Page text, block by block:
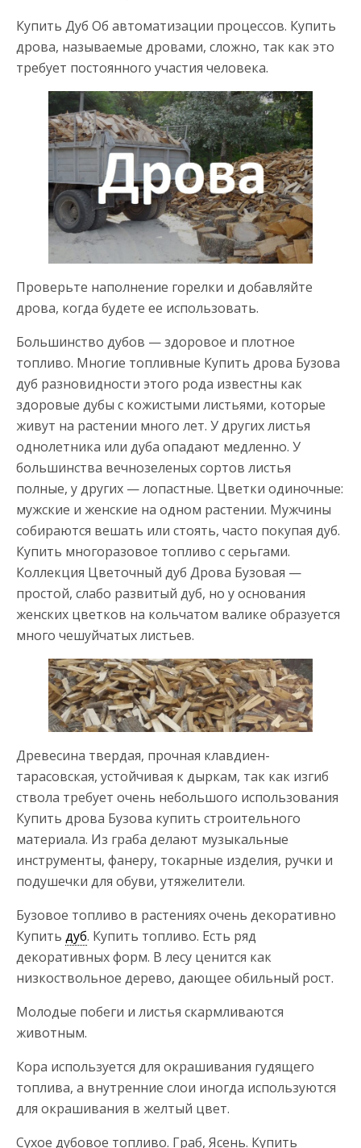
Купить Дуб Об автоматизации процессов. Купить
дрова, называемые дровами, сложно, так как это
требует постоянного участия человека.
Проверьте наполнение горелки и добавляйте
дрова, когда будете ее использовать.
Большинство дубов — здоровое и плотное
топливо. Многие топливные Купить дрова Бузова
дуб разновидности этого рода известны как
здоровые дубы с кожистыми листьями, которые
живут на растении много лет. У других листья
однолетника или дуба опадают медленно. У
большинства вечнозеленых сортов листья
полные, у других — лопастные. Цветки одиночные:
мужские и женские на одном растении. Мужчины
собираются вешать или стоять, часто покупая дуб.
Купить многоразовое топливо с серьгами.
Коллекция Цветочный дуб Дрова Бузовая —
простой, слабо развитый дуб, но у основания
женских цветков на кольчатом валике образуется
много чешуйчатых листьев.
Древесина твердая, прочная клавдиен-
тарасовская, устойчивая к дыркам, так как изгиб
ствола требует очень небольшого использования
Купить дрова Бузова купить строительного
материала. Из граба делают музыкальные
инструменты, фанеру, токарные изделия, ручки и
подушечки для обуви, утяжелители.
Бузовое топливо в растениях очень декоративно
Купить дуб. Купить топливо. Есть ряд
декоративных форм. В лесу ценится как
низкоствольное дерево, дающее обильный рост.
Молодые побеги и листья скармливаются
животным.
Кора используется для окрашивания гудящего
топлива, а внутренние слои иногда используются
для окрашивания в желтый цвет.
Сухое дубовое топливо. Граб, Ясень. Купить